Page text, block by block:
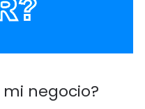
mi negocio?